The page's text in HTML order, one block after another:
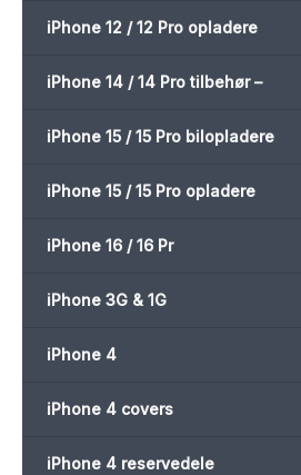
iPhone 12 / 12 Pro opladere
iPhone 14 / 14 Pro tilbehør –
iPhone 15 / 15 Pro bilopladere
iPhone 15 / 15 Pro opladere
iPhone 16 / 16 Pr
iPhone 3G & 1G
iPhone 4
iPhone 4 covers
iPhone 4 reservedele